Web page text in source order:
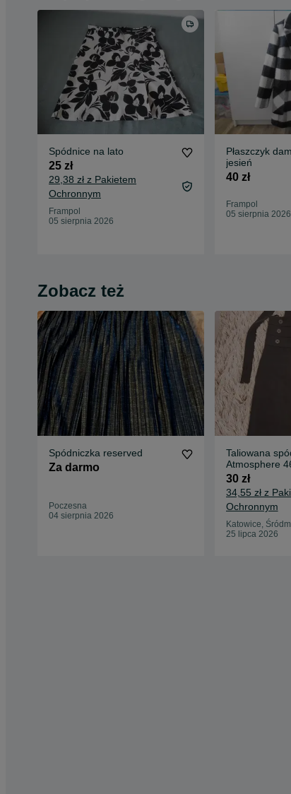
Spódnice na lato
25 zł
29,38 zł z Pakietem
Ochronnym
Frampol
05 sierpnia 2026
Płaszczyk damski wiosna
jesień
40 zł
Frampol
05 sierpnia 2026
Zobacz też
Spódniczka reserved
Za darmo
Poczesna
04 sierpnia 2026
Taliowana
Atmosphere
30 zł
34,55 zł z
Ochronnym
Katowice,
25 lipca 2026